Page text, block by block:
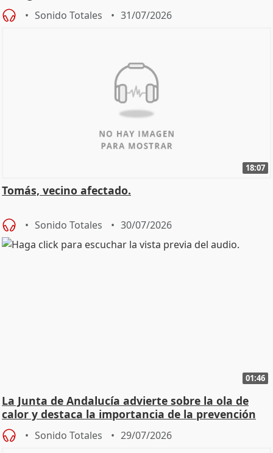
Sonido Totales 31/07/2026
18:07
Tomás, vecino afectado.
Sonido Totales 30/07/2026
01:46
La Junta de Andalucía advierte sobre la ola de
calor y destaca la importancia de la prevención
Sonido Totales 29/07/2026